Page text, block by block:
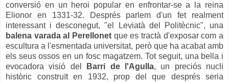
conversió en un heroi popular en enfrontar-se a la reina
Elionor en 1331-32. Després parlem d'un fet realment
interessant i desconegut, "el Leviatà del Politècnic", una
balena varada al Perellonet que es tractà d'exposar com a
escultura a l'esmentada universitat, però que ha acabat amb
els seus ossos en un fosc magatzem. Tot seguit, una bella i
evocadora visió del
Barri de l'Agulla, un preciós nucli
històric construït en 1932, prop del que després seria